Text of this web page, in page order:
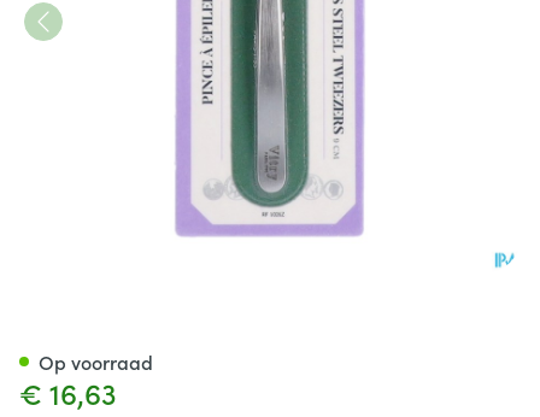
€ 16,63
Op voorraad